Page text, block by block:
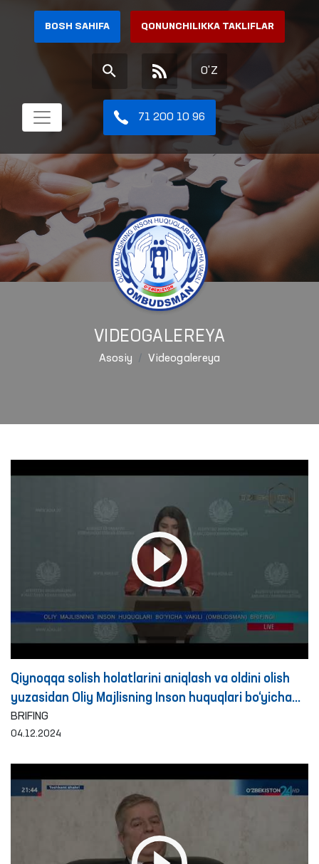
BOSH SAHIFA QONUNCHILIKKA TAKLIFLAR
O'Z
71 200 10 96
VIDEOGALEREYA
Asosiy Videogalereya
Qiynoqqa solish holatlarini aniqlash va oldini olish
yuzasidan Oliy Majlisning Inson huquqlari bo‘yicha
vakili (ombudsman) tomonidan 2024 yilning o‘n
oyida amalga oshirilgan ishlar yuzasidan
BRIFING
04.12.2024